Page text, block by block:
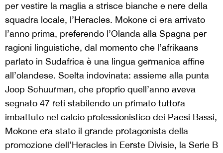
per vestire la maglia a strisce bianche e nere della
squadra locale, l’Heracles. Mokone ci era arrivato
l’anno prima, preferendo l’Olanda alla Spagna per
ragioni linguistiche, dal momento che l’afrikaans
parlato in Sudafrica è una lingua germanica affine
all’olandese. Scelta indovinata: assieme alla punta
Joop Schuurman, che proprio quell’anno aveva
segnato 47 reti stabilendo un primato tuttora
imbattuto nel calcio professionistico dei Paesi Bassi,
Mokone era stato il grande protagonista della
promozione dell’Heracles in Eerste Divisie, la Serie B